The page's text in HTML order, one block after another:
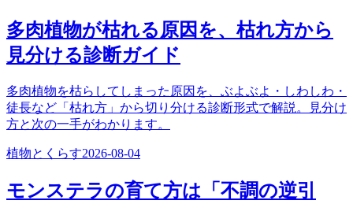
多肉植物が枯れる原因を、枯れ方から
見分ける診断ガイド
多肉植物を枯らしてしまった原因を、ぶよぶよ・しわしわ・
徒長など「枯れ方」から切り分ける診断形式で解説。見分け
方と次の一手がわかります。
植物とくらす2026-08-04
モンステラの育て方は「不調の逆引